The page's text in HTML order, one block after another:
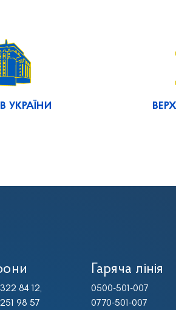
УКРАЇНИ
84 12,
98 57
Гаряча лінія
0500-501-007
0770-501-007